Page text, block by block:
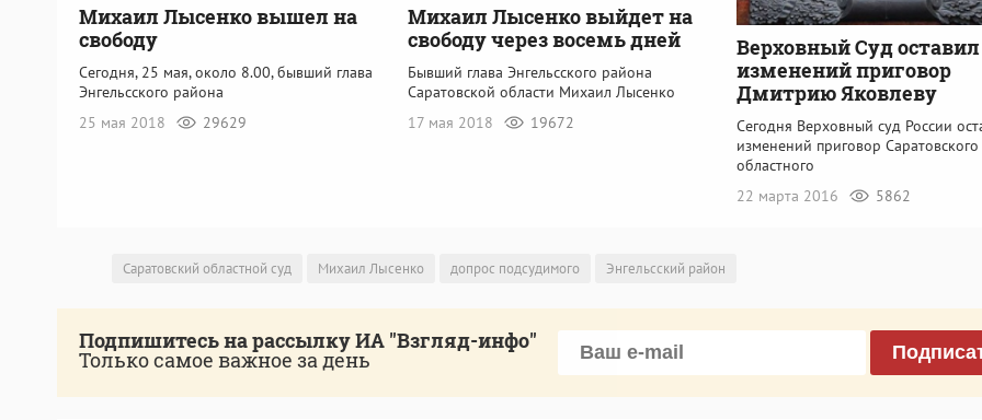
Михаил Лысенко вышел на
свободу
Сегодня, 25 мая, около 8.00, бывший глава
Энгельсского района
25 мая 2018
29629
Михаил Лысенко выйдет на
свободу через восемь дней
Бывший глава Энгельсского района
Саратовской области Михаил Лысенко
17 мая 2018
19672
Верховный Суд оставил
изменений приговор
Дмитрию Яковлеву
Сегодня Верховный суд России
изменений приговор Саратовского
областного
22 марта 2016
5862
Саратовский областной суд Михаил Лысенко допрос подсудимого Энгельсский район
Подпишитесь на рассылку ИА "Взгляд-инфо"
Только самое важное за день